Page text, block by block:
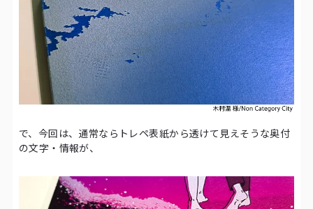
で、今回は、通常ならトレペ表紙から透けて見えそうな奥付
の文字・情報が、